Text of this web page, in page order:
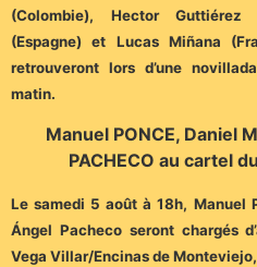
(Colombie), Hector Guttiérez
(Espagne) et Lucas Miñana
retrouveront lors d’une
matin.
Manuel PONCE, Daniel
PACHECO au cartel
Le samedi 5 août à 18h, Manuel
Ángel Pacheco seront chargés
Vega Villar/Encinas de